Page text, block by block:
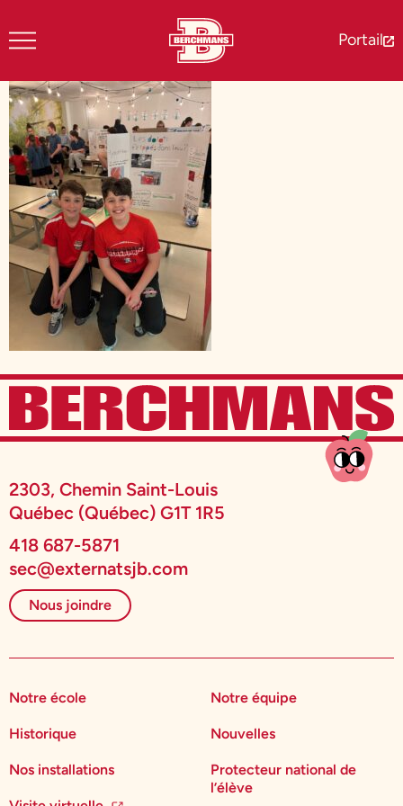
Portail
2303, Chemin Saint-Louis
Québec (Québec) G1T 1R5
418 687-5871
sec@externatsjb.com
Nous joindre
Notre école
Historique
Nos installations
Notre équipe
Nouvelles
Protecteur national de
l’élève